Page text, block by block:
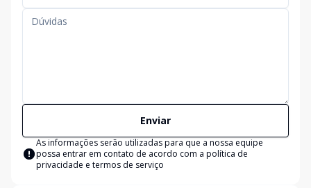
Enviar
As informações serão utilizadas para que a nossa equipe
possa entrar em contato de acordo com a política de
privacidade e termos de serviço